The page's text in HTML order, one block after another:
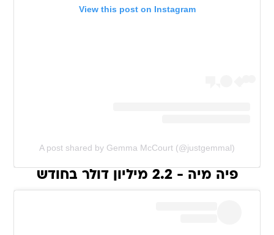
View this post on Instagram
A post shared by Gemma McCourt (@justgemmal)
פיה מיה - 2.2 מיליון דולר בחודש